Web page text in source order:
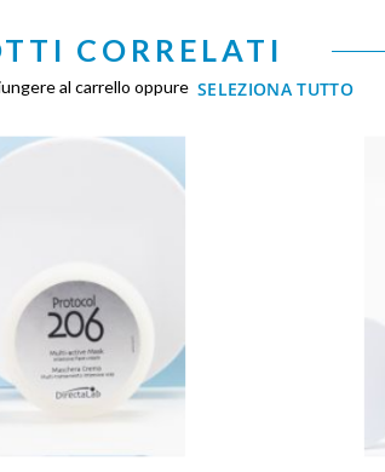
CORRELATI
al carrello oppure SELEZIONA TUTTO